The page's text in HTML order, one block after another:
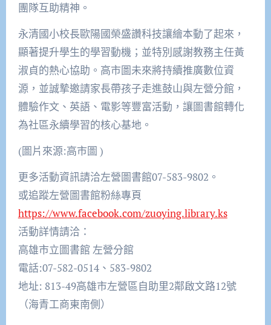
團隊互助精神。
永清國小校長歐陽國榮盛讚科技讓繪本動了起來，
顯著提升學生的學習動機；並特別感謝教務主任黃
淑貞的熱心協助。高市圖未來將持續推廣數位資
源，並誠摯邀請家長帶孩子走進鼓山與左營分館，
體驗作文、英語、電影等豐富活動，讓圖書館轉化
為社區永續學習的核心基地。
(圖片來源:高市圖 )
更多活動資訊請洽左營圖書館07-583-9802。
或追蹤左營圖書館粉絲專頁
https://www.facebook.com/zuoying.library.ks
活動詳情請洽：
高雄市立圖書館 左營分館
電話:07-582-0514、583-9802
地址: 813-49高雄市左營區自助里2鄰啟文路12號
（海青工商東南側）